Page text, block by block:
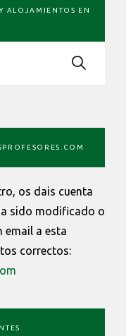
ALOJAMIENTOS EN
os dais cuenta
sido modificado o
email a esta
correctos: